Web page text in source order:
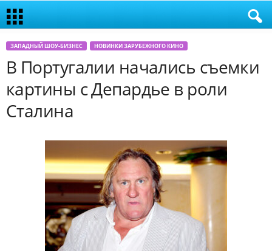
ЗАПАДНЫЙ ШОУ-БИЗНЕС НОВИНКИ ЗАРУБЕЖНОГО КИНО
В Португалии начались съемки
картины с Депардье в роли
Сталина